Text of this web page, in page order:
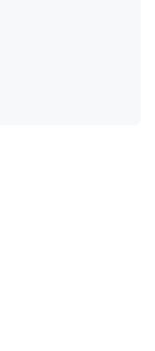
合、補助金を支給
に過ごせる制度